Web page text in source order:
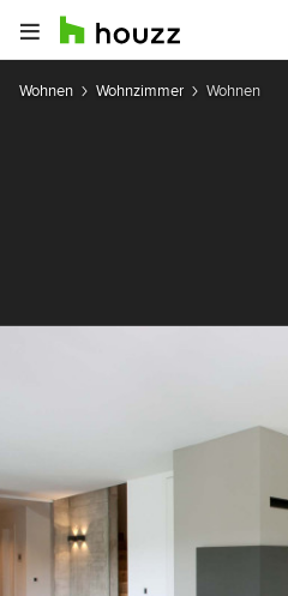
Wohnen Wohnzimmer Wohnen